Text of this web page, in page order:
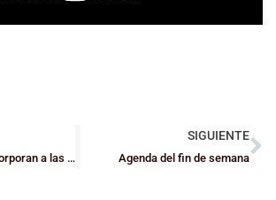
Los Júniors se incorporan a las Pre-Selecciones de Bizkaia
SIGUIENTE
Agenda del fin de semana